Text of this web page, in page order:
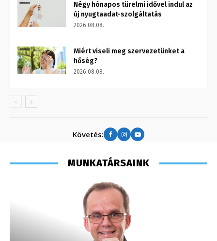
Négy hónapos türelmi idővel indul az
új nyugtaadat-szolgáltatás
2026.08.08.
Miért viseli meg szervezetünket a
hőség?
2026.08.08.
Követés:
MUNKATÁRSAINK